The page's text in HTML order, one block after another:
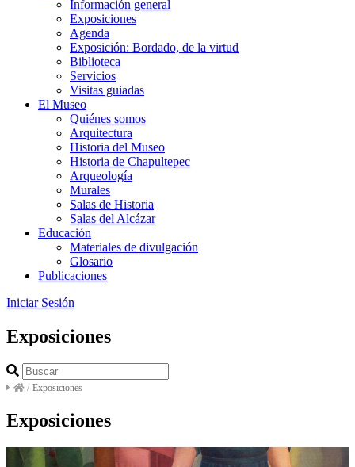
Información general
Exposiciones
Agenda
Exposición: Bordado, de la virtud
Biblioteca
Servicios
Visitas guiadas
El Museo
Quiénes somos
Arquitectura
Historia del Museo
Historia de Chapultepec
Arqueología
Murales
Salas de Historia
Salas del Alcázar
Educación
Materiales de divulgación
Glosario
Publicaciones
Iniciar Sesión
Exposiciones
/ Exposiciones
Exposiciones